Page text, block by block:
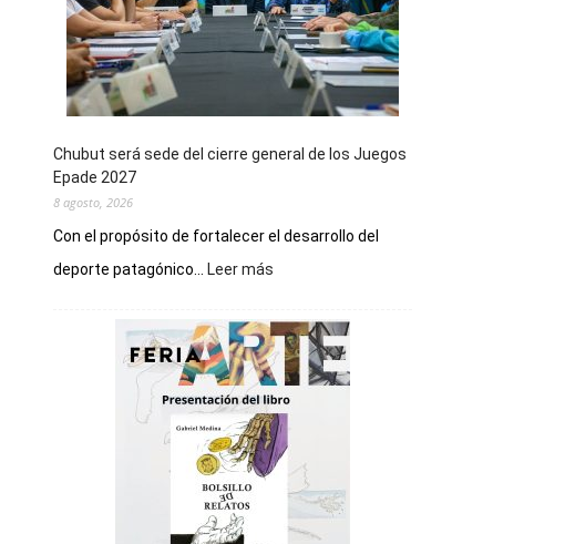
Chubut será sede del cierre general de los Juegos
Epade 2027
8 agosto, 2026
Con el propósito de fortalecer el desarrollo del
deporte patagónico...
Leer más
sede
del
cierre
general
de
los
Juegos
Epade
2027